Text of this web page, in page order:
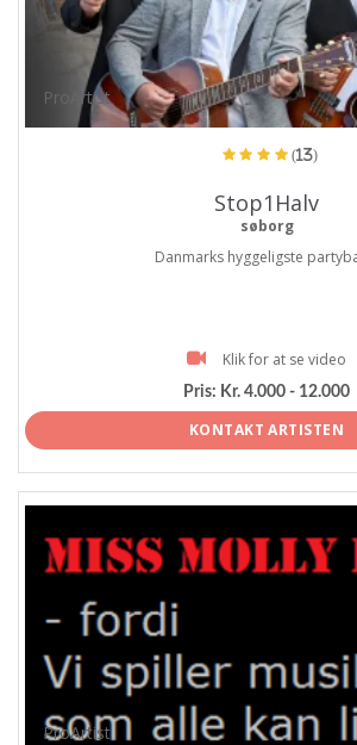
ProArtist
(13)
Stop1Halv
søborg
Danmarks hyggeligste
Klik for at se video
Pris: Kr. 4.000 - 12.000
KONTAKT ARTISTEN
ProArtist